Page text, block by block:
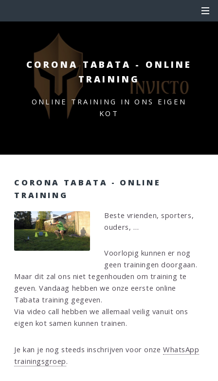
CORONA TABATA - ONLINE
TRAINING
ONLINE TRAINING IN ONS EIGEN
KOT
CORONA TABATA - ONLINE
TRAINING
Beste vrienden, sporters,
ouders, …
Voorlopig kunnen er nog
geen trainingen doorgaan.
Maar dit zal ons niet tegenhouden om training te
geven. Vandaag hebben we onze eerste online
Tabata training gegeven.
Via video call hebben we allemaal veilig vanuit ons
eigen kot samen kunnen trainen.
Je kan je nog steeds inschrijven voor onze WhatsApp
trainingsgroep.